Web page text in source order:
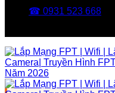
☎ 0931 523 668